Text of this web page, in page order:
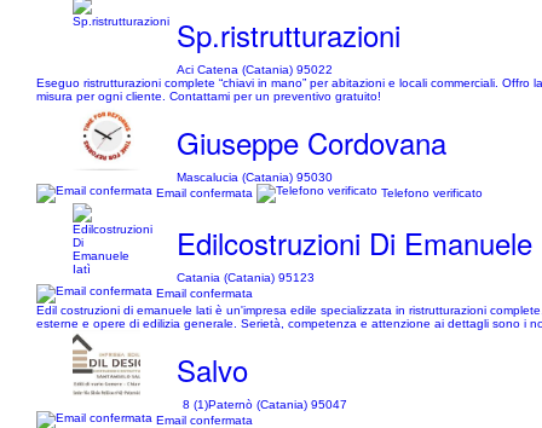
Sp.ristrutturazioni
Aci Catena (Catania) 95022
Eseguo ristrutturazioni complete “chiavi in mano” per abitazioni e locali commerciali.
misura per ogni cliente. Contattami per un preventivo gratuito!
Giuseppe Cordovana
Mascalucia (Catania) 95030
Email confermata
Telefono verificato
Edilcostruzioni Di
Catania (Catania) 95123
Email confermata
Edil costruzioni di emanuele lati è un'impresa edile specializzata in ristrutturazioni
esterne e opere di edilizia generale. Serietà, competenza e attenzione ai dettagli sono i
Salvo
8 (1)Paternò (Catania) 95047
Email confermata